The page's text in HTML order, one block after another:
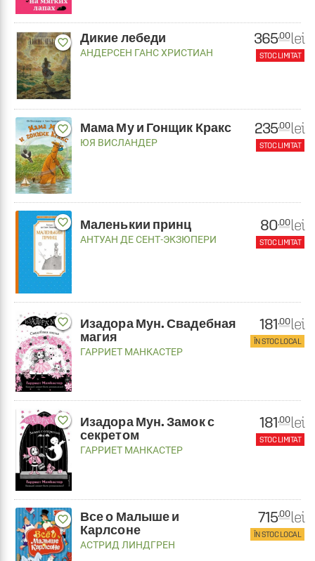
favorite_border Дикие лебеди
АНДЕРСЕН ГАНС ХРИСТИАН
365.00 lei
STOC LIMITAT
favorite_border Мама Му и Гонщик Кракс
ЮЯ ВИСЛАНДЕР
235.00 lei
STOC LIMITAT
favorite_border Маленькии принц
АНТУАН ДЕ СЕНТ-ЭКЗЮПЕРИ
80.00 lei
STOC LIMITAT
favorite_border
Изадора Мун. Свадебная
магия
ГАРРИЕТ МАНКАСТЕР
181.00 lei
ÎN STOC LOCAL
favorite_border
Изадора Мун. Замок с
секретом
ГАРРИЕТ МАНКАСТЕР
181.00 lei
STOC LIMITAT
favorite_border
Все о Малыше и
Карлсоне
АСТРИД ЛИНДГРЕН
715.00 lei
ÎN STOC LOCAL